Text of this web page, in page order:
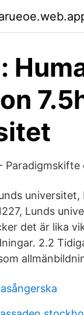
universitet,
Lunds
det är lika
2.2